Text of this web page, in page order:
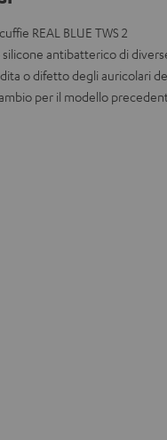
REAL BLUE TWS 2
antibatterico di
o difetto degli auricolari
per il modello